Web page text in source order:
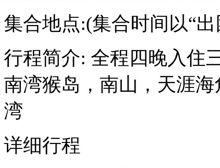
集合地点:(集合时间以“
行程简介: 全程四晚入住
南湾猴岛，南山，天涯
湾
详细行程